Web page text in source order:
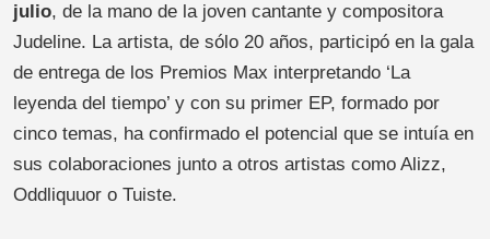
julio, de la mano de la joven cantante y compositora
Judeline. La artista, de sólo 20 años, participó en la gala
de entrega de los Premios Max interpretando ‘La
leyenda del tiempo’ y con su primer EP, formado por
cinco temas, ha confirmado el potencial que se intuía en
sus colaboraciones junto a otros artistas como Alizz,
Oddliquuor o Tuiste.